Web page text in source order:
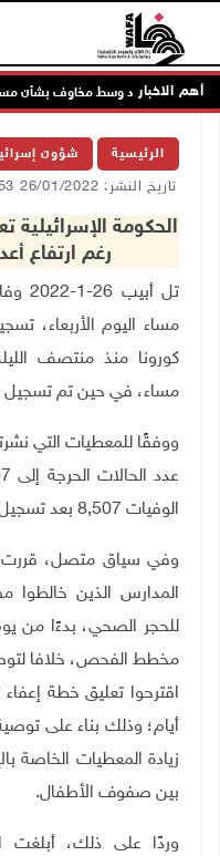
أهم الاخبار
الصعود وسط مخاوف بشأن
الرئيسية شؤون
تاريخ النشر: 26/01/2022 11:53 م
الحكومة
رغم ارتفاع
تل
كورونا منذ منتصف
مساء، في حين تم تسجيل 76,157 إصابة يوم أمس الثلاثاء.
ووفقًا للمعطيات التي
الوفيات 8,507 بعد تسجيل 25 وفاة جديدة.
وفي سياق متصل، قررت
المدارس الذين خالطوا
للحجر الصحي، بدءًا من
مخطط الفحص، خلافا
أيام؛ وذلك بناء على
زيادة المعطيات الخاصة
بين صفوف الأطفال.
وردًا على ذلك، أبلغت